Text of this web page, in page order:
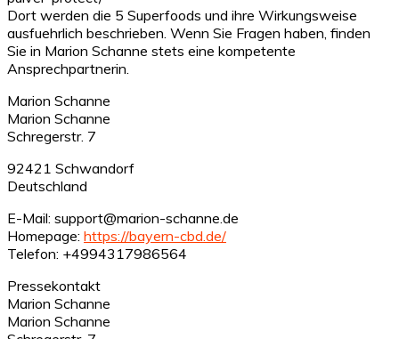
Dort werden die 5 Superfoods und ihre Wirkungsweise
ausfuehrlich beschrieben. Wenn Sie Fragen haben, finden
Sie in Marion Schanne stets eine kompetente
Ansprechpartnerin.
Marion Schanne
Marion Schanne
Schregerstr. 7
92421 Schwandorf
Deutschland
E-Mail: support@marion-schanne.de
Homepage: https://bayern-cbd.de/
Telefon: +4994317986564
Pressekontakt
Marion Schanne
Marion Schanne